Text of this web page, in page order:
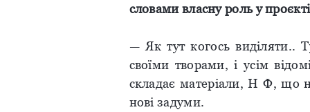
словами власнуроль упроєкті
— Як тут когось виділяти..
своїми творами, і усім
складає матеріали, Н Ф, що
нові задуми.